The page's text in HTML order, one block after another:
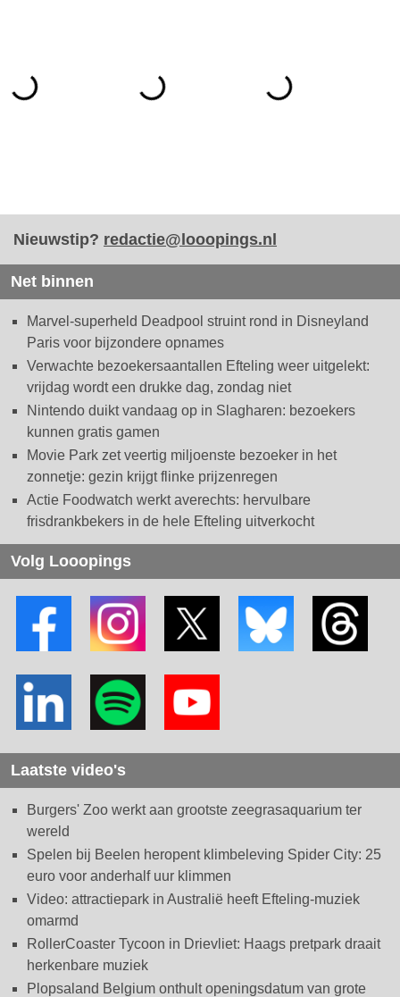
Nieuwstip? redactie@looopings.nl
Net binnen
Marvel-superheld Deadpool struint rond in Disneyland
Paris voor bijzondere opnames
Verwachte bezoekersaantallen Efteling weer uitgelekt:
vrijdag wordt een drukke dag, zondag niet
Nintendo duikt vandaag op in Slagharen: bezoekers
kunnen gratis gamen
Movie Park zet veertig miljoenste bezoeker in het
zonnetje: gezin krijgt flinke prijzenregen
Actie Foodwatch werkt averechts: hervulbare
frisdrankbekers in de hele Efteling uitverkocht
Volg Looopings
Laatste video's
Burgers' Zoo werkt aan grootste zeegrasaquarium ter
wereld
Spelen bij Beelen heropent klimbeleving Spider City: 25
euro voor anderhalf uur klimmen
Video: attractiepark in Australië heeft Efteling-muziek
omarmd
RollerCoaster Tycoon in Drievliet: Haags pretpark draait
herkenbare muziek
Plopsaland Belgium onthult openingsdatum van grote